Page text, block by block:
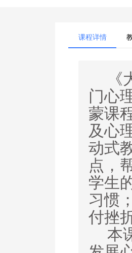
课程详情
门心
蒙课
及心
动式
点，
学生
习惯
付挫
本